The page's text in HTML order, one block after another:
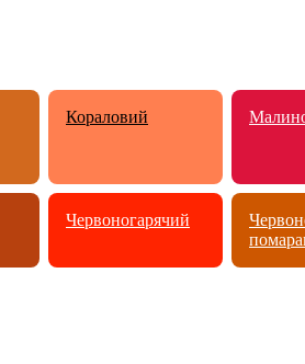
Кораловий
Червоногарячий